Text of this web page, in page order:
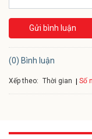
Gửi bình luận
(0) Bình luận
Xếp theo: Thời gian Số